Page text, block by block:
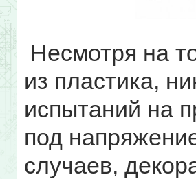
Несмотря на
из пластика,
испытаний на
под
случаев,